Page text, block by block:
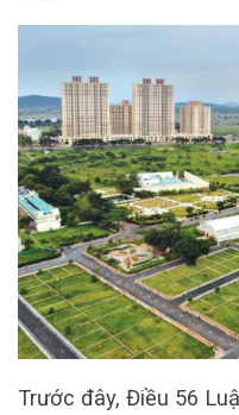
Trước đây, Điều 56